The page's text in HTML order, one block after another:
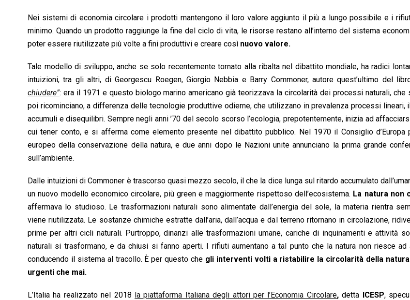
Nei sistemi di economia circolare i prodotti mantengono il loro valore aggiunto il più a lungo possibile e i
minimo. Quando un prodotto raggiunge la fine del ciclo di vita, le risorse restano all’interno del sistema
poter essere riutilizzate più volte a fini produttivi e creare così nuovo valore.
Tale modello di sviluppo, anche se solo recentemente tornato alla ribalta nel dibattito mondiale, ha radici
intuizioni, tra gli altri, di Georgescu Roegen, Giorgio Nebbia e Barry Commoner, autore quest’ultimo del
chiudere”: era il 1971 e questo biologo marino americano già teorizzava la circolarità dei processi naturali, che
poi ricominciano, a differenza delle tecnologie produttive odierne, che utilizzano in prevalenza processi lineari,
accumuli e disequilibri. Sempre negli anni ’70 del secolo scorso l’ecologia, prepotentemente, inizia ad
cui tener conto, e si afferma come elemento presente nel dibattito pubblico. Nel 1970 il Consiglio d’Europa
europeo della conservazione della natura, e due anni dopo le Nazioni unite annunciano la prima grande
sull’ambiente.
Dalle intuizioni di Commoner è trascorso quasi mezzo secolo, il che la dice lunga sul ritardo accumulato
un nuovo modello economico circolare, più green e maggiormente rispettoso dell’ecosistema. La natura non
affermava lo studioso. Le trasformazioni naturali sono alimentate dall’energia del sole, la materia rientra
viene riutilizzata. Le sostanze chimiche estratte dall’aria, dall’acqua e dal terreno ritornano in circolazione,
prime per altri cicli naturali. Purtroppo, dinanzi alle trasformazioni umane, cariche di inquinamenti e attività
naturali si trasformano, e da chiusi si fanno aperti. I rifiuti aumentano a tal punto che la natura non riesce
conducendo il sistema al tracollo. È per questo che gli interventi volti a ristabilire la circolarità della
urgenti che mai.
L’Italia ha realizzato nel 2018 la piattaforma Italiana degli attori per l’Economia Circolare,detta ICESP,